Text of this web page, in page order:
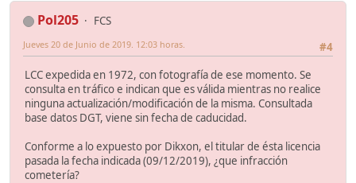
Pol205
FCS
#4
Jueves 20 de Junio de 2019. 12:03 horas.
LCC expedida en 1972, con fotografía de ese momento. Se
consulta en tráfico e indican que es válida mientras no realice
ninguna actualización/modificación de la misma. Consultada
base datos DGT, viene sin fecha de caducidad.
Conforme a lo expuesto por Dikxon, el titular de ésta licencia
pasada la fecha indicada (09/12/2019), ¿que infracción
cometería?